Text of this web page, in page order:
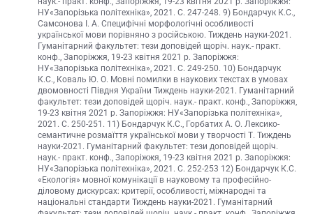
НУ«Запорізька політехніка», 2021. С. 247-248. 9) Бондарчук К.С.,
Самсонова І. А. Специфічні морфологічні особливості
української мови порівняно з російською. Тиждень науки-2021.
Гуманітарний факультет: тези доповідей щоріч. наук.- практ.
конф., Запоріжжя, 19-23 квітня 2021 р. Запоріжжя:
НУ«Запорізька політехніка», 2021. С. 249-250. 10) Бондарчук
К.С., Коваль Ю. О. Мовні помилки в наукових текстах в умовах
двомовності Півдня України Тиждень науки-2021. Гуманітарний
факультет: тези доповідей щоріч. наук.- практ. конф., Запоріжжя,
19-23 квітня 2021 р. Запоріжжя: НУ«Запорізька політехніка»,
2021. С. 250-251. 11) Бондарчук К.С., Горбатих А. О. Лексико-
семантичне розмаїття української мови у творчості Т. Тиждень
науки-2021. Гуманітарний факультет: тези доповідей щоріч.
наук.- практ. конф., Запоріжжя, 19-23 квітня 2021 р. Запоріжжя:
НУ«Запорізька політехніка», 2021. С. 252-253 12) Бондарчук К.С.
«Екологія» мовної комунікації в науковому та професійно-
діловому дискурсах: критерії, особливості, міжнародні та
національні стандарти Тиждень науки-2021. Гуманітарний